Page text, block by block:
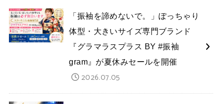
「振袖を諦めないで。」ぽっちゃり
体型・大きいサイズ専門ブランド
『グラマラスプラス BY #振袖
gram』が夏休みセールを開催
2026.07.05